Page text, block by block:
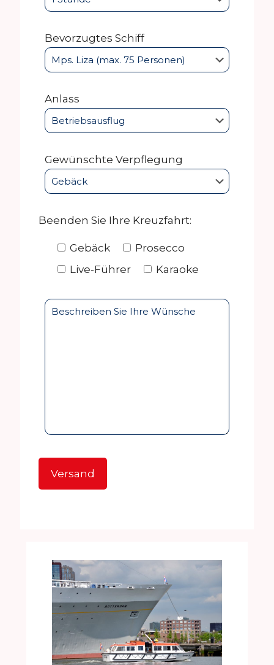
Bevorzugtes Schiff
Anlass
Gewünschte Verpflegung
Beenden Sie Ihre Kreuzfahrt:
Gebäck
Prosecco
Live-Führer
Karaoke